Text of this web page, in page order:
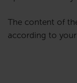
The content of
according to your